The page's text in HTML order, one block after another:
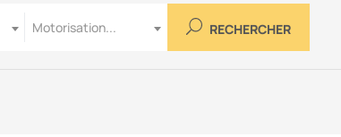
Motorisation...
RECHERCHER